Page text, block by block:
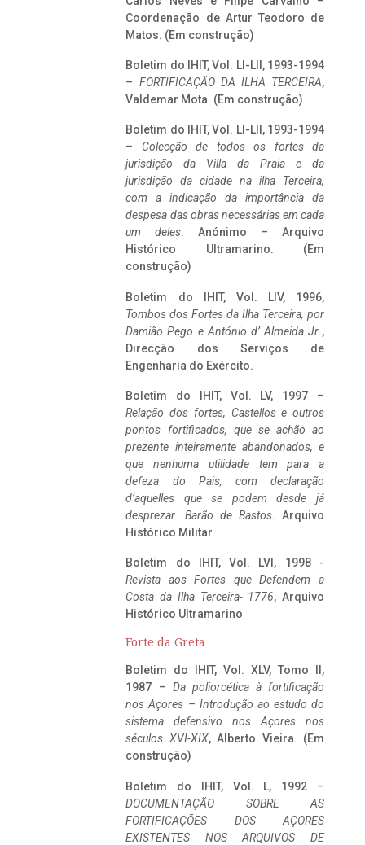
Coordenação de Artur Teodoro de
Matos. (Em construção)
Boletim do IHIT, Vol. LI-LII, 1993-1994
– FORTIFICAÇÃO DA ILHA TERCEIRA,
Valdemar Mota. (Em construção)
Boletim do IHIT, Vol. LI-LII, 1993-1994
– Colecção de todos os fortes da
jurisdição da Villa da Praia e da
jurisdição da cidade na ilha Terceira,
com a indicação da importância da
despesa das obras necessárias em cada
um deles. Anónimo – Arquivo
Histórico Ultramarino. (Em
construção)
Boletim do IHIT, Vol. LIV, 1996,
Tombos dos Fortes da Ilha Terceira, por
Damião Pego e António d’ Almeida Jr.,
Direcção dos Serviços de
Engenharia do Exército.
Boletim do IHIT, Vol. LV, 1997 –
Relação dos fortes, Castellos e outros
pontos fortificados, que se achão ao
prezente inteiramente abandonados, e
que nenhuma utilidade tem para a
defeza do Pais, com declaração
d’aquelles que se podem desde já
desprezar. Barão de Bastos. Arquivo
Histórico Militar.
Boletim do IHIT, Vol. LVI, 1998 -
Revista aos Fortes que Defendem a
Costa da Ilha Terceira- 1776, Arquivo
Histórico Ultramarino
Forte da Greta
Boletim do IHIT, Vol. XLV, Tomo II,
1987 – Da poliorcética à fortificação
nos Açores – Introdução ao estudo do
sistema defensivo nos Açores nos
séculos XVI-XIX, Alberto Vieira. (Em
construção)
Boletim do IHIT, Vol. L, 1992 –
DOCUMENTAÇÃO SOBRE AS
FORTIFICAÇÕES DOS AÇORES
EXISTENTES NOS ARQUIVOS DE